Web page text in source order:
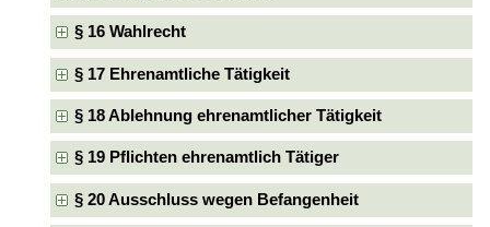
§ 16 Wahlrecht
§ 17 Ehrenamtliche Tätigkeit
§ 18 Ablehnung ehrenamtlicher Tätigkeit
§ 19 Pflichten ehrenamtlich Tätiger
§ 20 Ausschluss wegen Befangenheit